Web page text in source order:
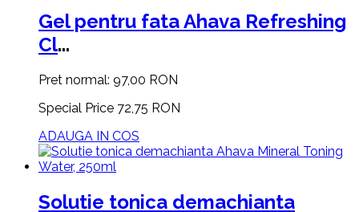
Gel pentru fata Ahava Refreshing
Cl...
Pret normal: 97,00 RON
Special Price 72,75 RON
ADAUGA IN COS
Solutie tonica demachianta